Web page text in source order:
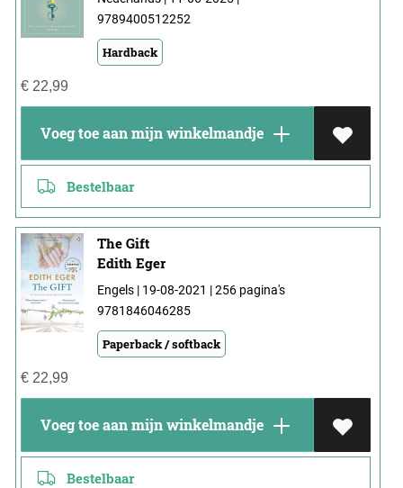
9789400512252
Hardback
€22,99
Voeg toe aan mijn winkelmandje
Bestelbaar
The Gift
Edith Eger
Engels | 19-08-2021 | 256 pagina's
9781846046285
Paperback / softback
€22,99
Voeg toe aan mijn winkelmandje
Bestelbaar